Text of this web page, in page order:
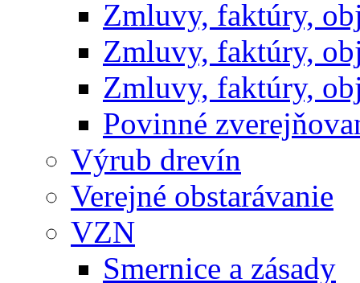
Zmluvy, faktúry,
Zmluvy, faktúry,
Zmluvy, faktúry,
Povinné
Výrub drevín
Verejné obstarávanie
VZN
Smernice a zásady